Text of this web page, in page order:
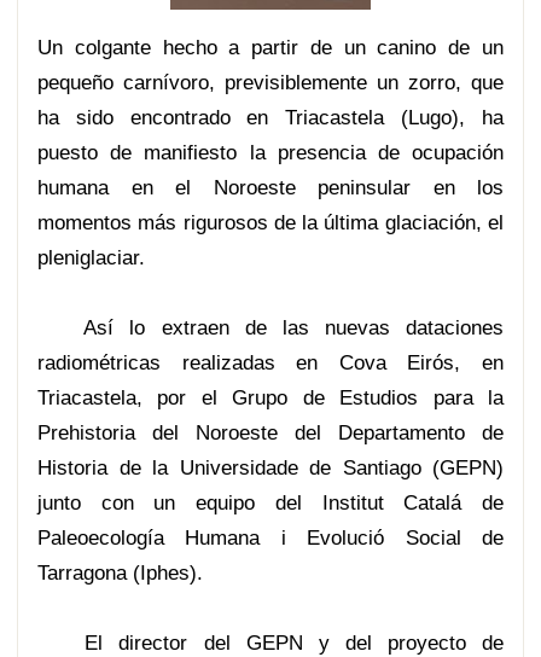
Un colgante hecho a partir de un canino de un
pequeño carnívoro, previsiblemente un zorro, que
ha sido encontrado en Triacastela (Lugo), ha
puesto de manifiesto la presencia de ocupación
humana en el Noroeste peninsular en los
momentos más rigurosos de la última glaciación, el
pleniglaciar.
Así lo extraen de las nuevas dataciones
radiométricas realizadas en Cova Eirós, en
Triacastela, por el Grupo de Estudios para la
Prehistoria del Noroeste del Departamento de
Historia de la Universidade de Santiago (GEPN)
junto con un equipo del Institut Catalá de
Paleoecología Humana i Evolució Social de
Tarragona (Iphes).
El director del GEPN y del proyecto de